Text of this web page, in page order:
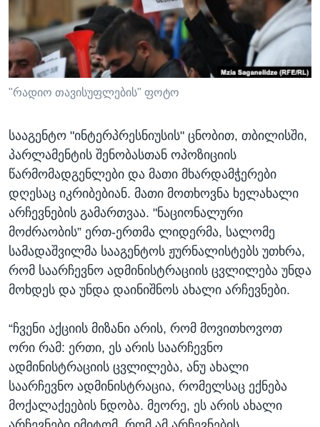
ᲡᲢᲣᲓᲘᲐ ᲕᲐᲨᲘᲜᲒᲢᲝᲜᲘ
ᲯᲐᲜᲛᲠᲗᲔᲚᲝᲑᲐ
ᲛᲔᲪᲜᲘᲔᲠᲔᲑᲐ
ᲘᲜᲢᲔᲠᲕᲘᲣ
ᲒᲐᲚᲘᲚᲔᲝ
ᲓᲔᲖᲘᲜᲤᲝᲠᲛᲐᲪᲘᲐ
Learning English
ᲗᲕᲐᲚᲘ ᲒᲕᲐᲓᲔᲕᲜᲔᲗ
ენები
"რადიო თავისუფლების" ფოტო
სააგენტო "ინტერპრესნიუსის" ცნობით, თბილისში,
პარლამენტის შენობასთან ოპოზიციის
წარმომადგენლები და მათი მხარდამჭერები
დღესაც იკრიბებიან. მათი მოთხოვნა ხელახალი
არჩევნების გამართვაა. "ნაციონალური
მოძრაობის” ერთ-ერთმა ლიდერმა, სალომე
სამადაშვილმა სააგენტოს ჟურნალისტებს უთხრა,
რომ საარჩევნო ადმინისტრაციის ცვლილება უნდა
მოხდეს და უნდა დაინიშნოს ახალი არჩევნები.
“ჩვენი აქციის მიზანი არის, რომ მოვითხოვოთ
ორი რამ: ერთი, ეს არის საარჩევნო
ადმინისტრაციის ცვლილება, ანუ ახალი
საარჩევნო ადმინისტრაცია, რომელსაც ექნება
მოქალაქეების ნდობა. მეორე, ეს არის ახალი